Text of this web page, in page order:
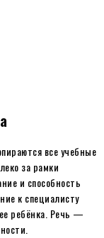
все учебные
за рамки
и способность
к специалисту
ребёнка. Речь —